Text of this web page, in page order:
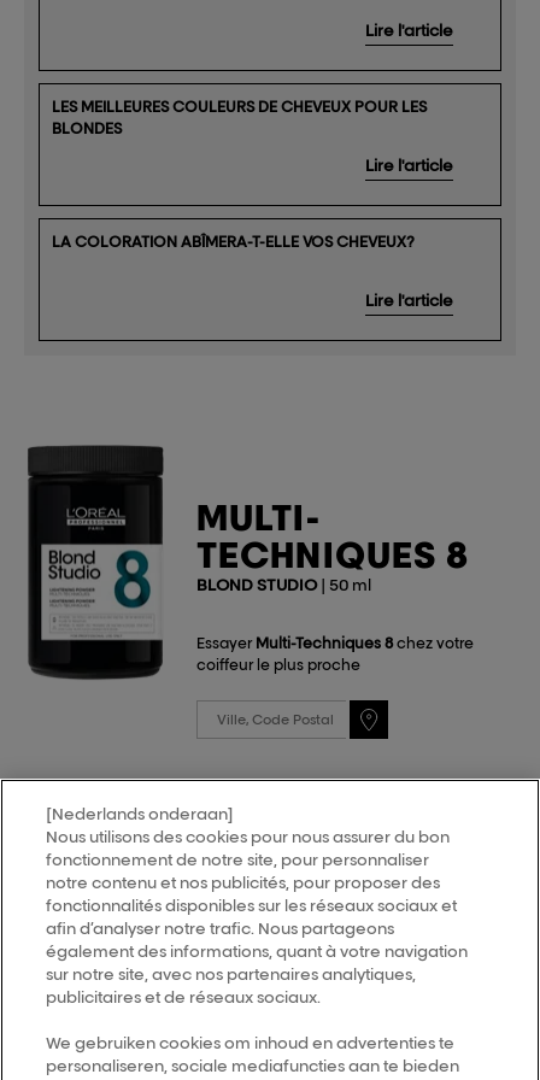
Lire l'article
LES MEILLEURES COULEURS DE CHEVEUX POUR LES
BLONDES
Lire l'article
LA COLORATION ABÎMERA-T-ELLE VOS CHEVEUX?
Lire l'article
MULTI-
TECHNIQUES 8
BLOND STUDIO| 50 ml
Essayer Multi-Techniques 8chez votre
coiffeur le plus proche
MY HAIR[iD]
Trouver un salon
Follow us
L’Oréal Professionnel
[Nederlands onderaan]
Nous utilisons des cookies pour nous assurer du bon
fonctionnement de notre site, pour personnaliser
notre contenu et nos publicités, pour proposer des
fonctionnalités disponibles sur les réseaux sociaux et
afin d’analyser notre trafic. Nous partageons
également des informations, quant à votre navigation
sur notre site, avec nos partenaires analytiques,
publicitaires et de réseaux sociaux.
We gebruiken cookies om inhoud en advertenties te
personaliseren, sociale mediafuncties aan te bieden